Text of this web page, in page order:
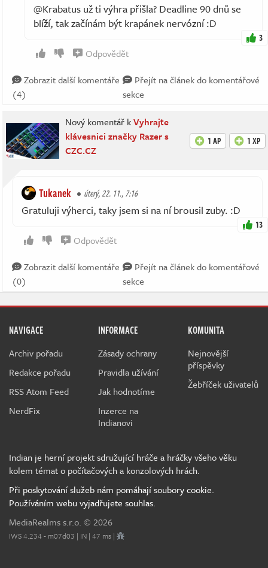
@Krabatus už ti výhra přišla? Deadline 90 dnů se
blíží, tak začínám být krapánek nervózní :D
3
Odpovědět
Zobrazit další komentáře
(4)
Přejít na článek do komentářové
sekce
Nový komentář kVyhrajte
klávesnici značky Razer s
CZC.CZ
1 AP 1 XP
Tukanek úterý, 22. 11., 7:16
Gratuluji výherci, taky jsem si na ní brousil zuby. :D
13
Odpovědět
Zobrazit další komentáře
(0)
Přejít na článek do komentářové
sekce
NAVIGACE
Archiv pořadu
Redakce pořadu
RSS Atom Feed
NerdFix
INFORMACE
Zásady ochrany
Pravidla užívání
Jak hodnotíme
Inzerce na
Indianovi
KOMUNITA
Nejnovější
příspěvky
Žebříček uživatelů
Indian je herní projekt sdružující hráče a hráčky všeho věku
kolem témat o počítačových a konzolových hrách.
Při poskytování služeb nám pomáhají soubory cookie.
Používáním webu vyjadřujete souhlas.
MediaRealms s.r.o. © 2026
IWS 4.234 - m07d03 | IN | 47 ms |